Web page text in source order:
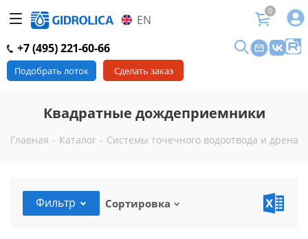
EN
0
+7 (495) 221-60-66
Подобрать лоток Сделать заказ
Квадратные дождеприемники
Главная - Каталог - Системы точечного водоотвода и
Фильтр Сортировка